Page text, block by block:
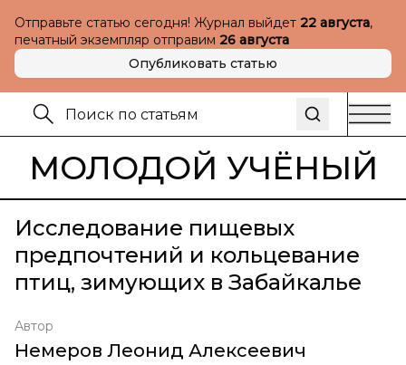
Отправьте статью сегодня! Журнал выйдет 22 августа,
печатный экземпляр отправим 26 августа
Опубликовать статью
МОЛОДОЙ УЧЁНЫЙ
Исследование пищевых
предпочтений и кольцевание
птиц, зимующих в Забайкалье
Автор
Немеров Леонид Алексеевич